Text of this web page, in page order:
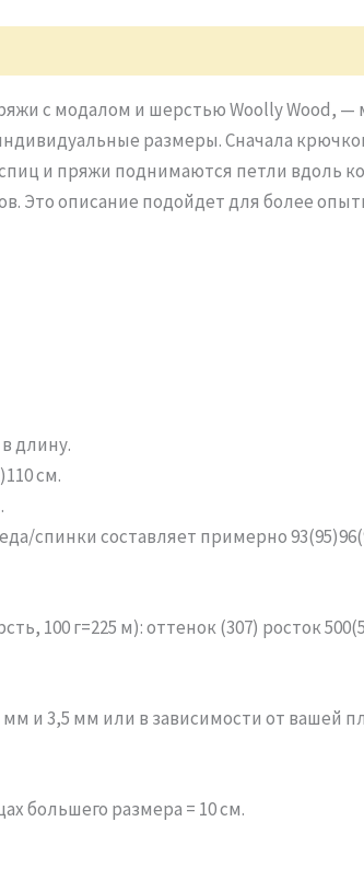
с модалом и шерстью Woolly Wood,
размеры. Сначала
и пряжи поднимаются петли вдоль
Это описание подойдет для более
длину.
см.
спинки составляет примерно
100 г=225 м): оттенок (307) росток
и 3,5 мм или в зависимости от вашей
большего размера = 10 см.